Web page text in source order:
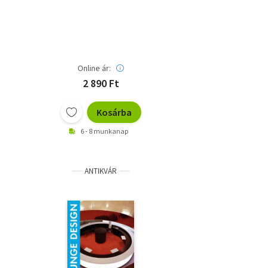
Online ár:
2 890 Ft
Kosárba
6 - 8 munkanap
ANTIKVÁR